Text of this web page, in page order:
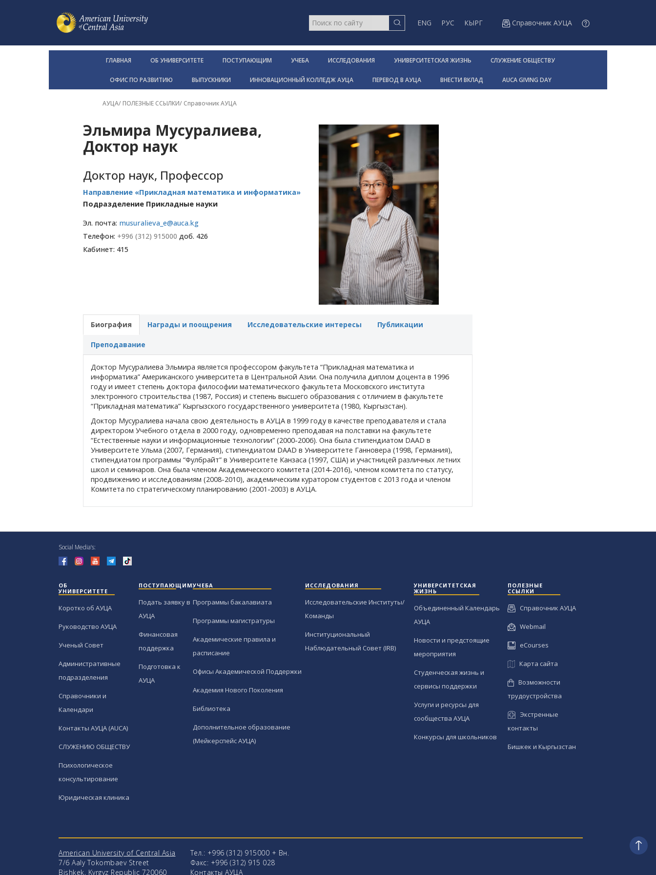
ENG РУС КЫРГ Справочник АУЦА
ГЛАВНАЯ ОБ УНИВЕРСИТЕТЕ ПОСТУПАЮЩИМ УЧЕБА ИССЛЕДОВАНИЯ УНИВЕРСИТЕТСКАЯ ЖИЗНЬ СЛУЖЕНИЕ ОБЩЕСТВУ
ОФИС ПО РАЗВИТИЮ ВЫПУСКНИКИ ИННОВАЦИОННЫЙ КОЛЛЕДЖ АУЦА ПЕРЕВОД В АУЦА ВНЕСТИ ВКЛАД AUCA GIVING DAY
АУЦА/ ПОЛЕЗНЫЕ ССЫЛКИ/ Справочник АУЦА
Эльмира Мусуралиева,
Доктор наук
Доктор наук, Профессор
Направление «Прикладная математика и информатика»
Подразделение Прикладные науки
Эл. почта: musuralieva_e@auca.kg
Телефон: +996 (312) 915000 доб. 426
Кабинет: 415
Биография Награды и поощрения Исследовательские интересы Публикации
Преподавание
Доктор Мусуралиева Эльмира является профессором факультета “Прикладная математика и
информатика” Американского университета в Центральной Азии. Она получила диплом доцента в 1996
году и имеет степень доктора философии математического факультета Московского института
электронного строительства (1987, Россия) и степень высшего образования с отличием в факультете
“Прикладная математика” Кыргызского государственного университета (1980, Кыргызстан).
Доктор Мусуралиева начала свою деятельность в АУЦА в 1999 году в качестве преподавателя и стала
директором Учебного отдела в 2000 году, одновременно преподавая на полставки на факультете
“Естественные науки и информационные технологии” (2000-2006). Она была стипендиатом DAAD в
Университете Ульма (2007, Германия), стипендиатом DAAD в Университете Ганновера (1998, Германия),
стипендиатом программы “Фулбрайт” в Университете Канзаса (1997, США) и участницей различных летних
школ и семинаров. Она была членом Академического комитета (2014-2016), членом комитета по статусу,
продвижению и исследованиям (2008-2010), академическим куратором студентов с 2013 года и членом
Комитета по стратегическому планированию (2001-2003) в АУЦА.
Social Media’s:
ОБ
УНИВЕРСИТЕТЕ
Коротко об АУЦА
Руководство АУЦА
Ученый Совет
Административные
подразделения
Справочники и
Календари
Контакты АУЦА (AUCA)
СЛУЖЕНИЮ ОБЩЕСТВУ
Психологическое
консультирование
Юридическая клиника
ПОСТУПАЮЩИМ
Подать заявку в
АУЦА
Финансовая
поддержка
Подготовка к
АУЦА
УЧЕБА
Программы бакалавиата
Программы магистратуры
Академические правила и
расписание
Офисы Академической Поддержки
Академия Нового Поколения
Библиотека
Дополнительное образование
(Мейкерспейс АУЦА)
ИССЛЕДОВАНИЯ
Исследовательские Институты/
Команды
Институциональный
Наблюдательный Совет (IRB)
УНИВЕРСИТЕТСКАЯ
ЖИЗНЬ
Объединенный Календарь
АУЦА
Новости и предстоящие
мероприятия
Студенческая жизнь и
сервисы поддержки
Услуги и ресурсы для
сообщества АУЦА
Конкурсы для школьников
ПОЛЕЗНЫЕ
ССЫЛКИ
Справочник АУЦА
Webmail
eCourses
Карта сайта
Возможности
трудоустройства
Экстренные
контакты
Бишкек и Кыргызстан
American University of Central Asia
7/6 Aaly Tokombaev Street
Bishkek, Kyrgyz Republic 720060
Тел.: +996 (312) 915000 + Вн.
Факс: +996 (312) 915 028
Контакты АУЦА